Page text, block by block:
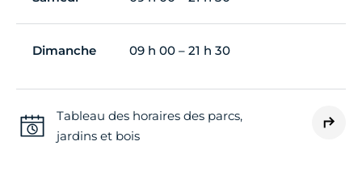
Dimanche 09 h 00 – 21 h 30
Tableau des horaires des parcs,
jardins et bois